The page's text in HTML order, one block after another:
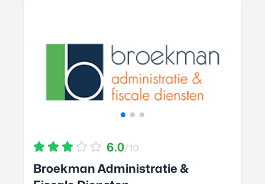
6.0/10
Broekman Administratie &